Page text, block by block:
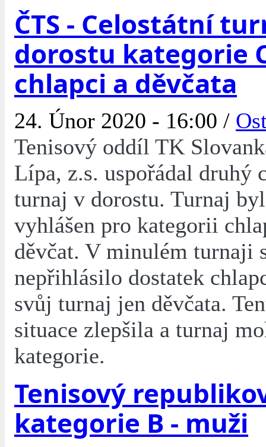
ČTS - Celostátní
dorostu kategorie
chlapci a děvčata
24. Únor 2020 - 16:00 /
Tenisový oddíl TK
Lípa, z.s. uspořádal druhý
turnaj v dorostu. Turnaj
vyhlášen pro kategorii
děvčat. V minulém turnaji
nepřihlásilo dostatek
svůj turnaj jen děvčata.
situace zlepšila a turnaj
kategorie.
Tenisový
kategorie B - muži